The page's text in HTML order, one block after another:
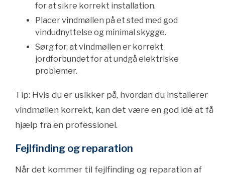
for at sikre korrekt installation.
Placer vindmøllen på et sted med god
vindudnyttelse og minimal skygge.
Sørg for, at vindmøllen er korrekt
jordforbundet for at undgå elektriske
problemer.
Tip: Hvis du er usikker på, hvordan du installerer
vindmøllen korrekt, kan det være en god idé at få
hjælp fra en professionel.
Fejlfinding og reparation
Når det kommer til fejlfinding og reparation af